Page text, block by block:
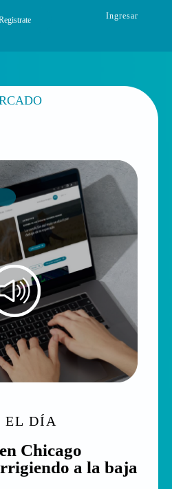
Ingresar
EL DÍA
Chicago
a la baja